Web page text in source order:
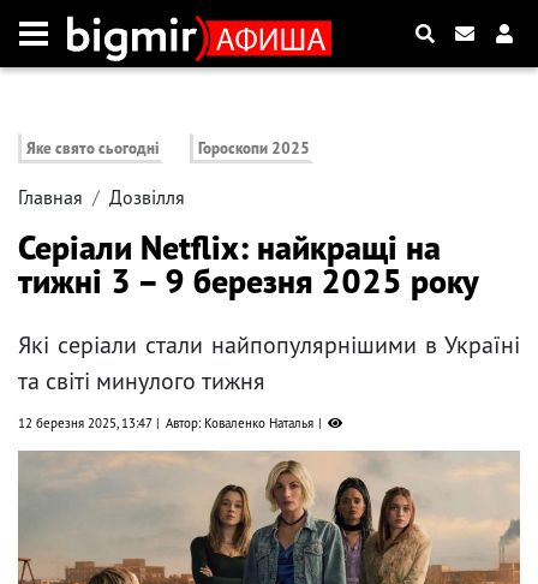
Яке свято сьогодні Гороскопи 2025
Главная Дозвілля
Серіали Netflix: найкращі на
тижні 3 – 9 березня 2025 року
Які серіали стали найпопулярнішими в Україні
та світі минулого тижня
12 березня 2025, 13:47 Автор: Коваленко Наталья